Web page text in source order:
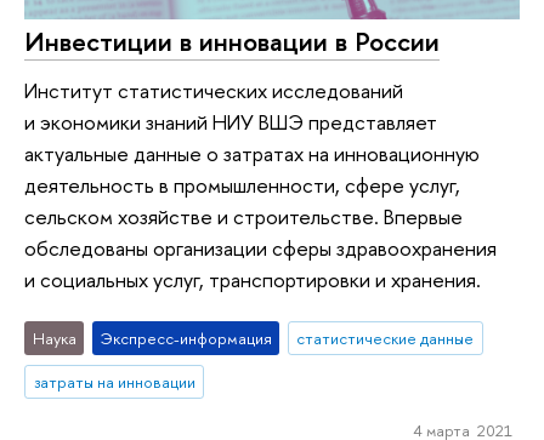
Инвестиции в инновации в России
Институт статистических исследований
и экономики знаний НИУ ВШЭ представляет
актуальные данные о затратах на инновационную
деятельность в промышленности, сфере услуг,
сельском хозяйстве и строительстве. Впервые
обследованы организации сферы здравоохранения
и социальных услуг, транспортировки и хранения.
Наука Экспресс-информация
статистические данные
затраты на инновации
4 марта 2021